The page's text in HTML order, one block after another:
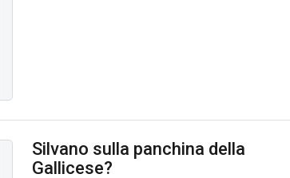
Silvano sulla panchina della
Gallicese?